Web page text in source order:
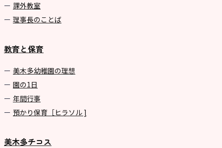
課外教室
理事長のことば
教育と保育
美⽊多幼稚園の理想
園の1⽇
年間⾏事
預かり保育［ヒラソル ]
美木多チコス